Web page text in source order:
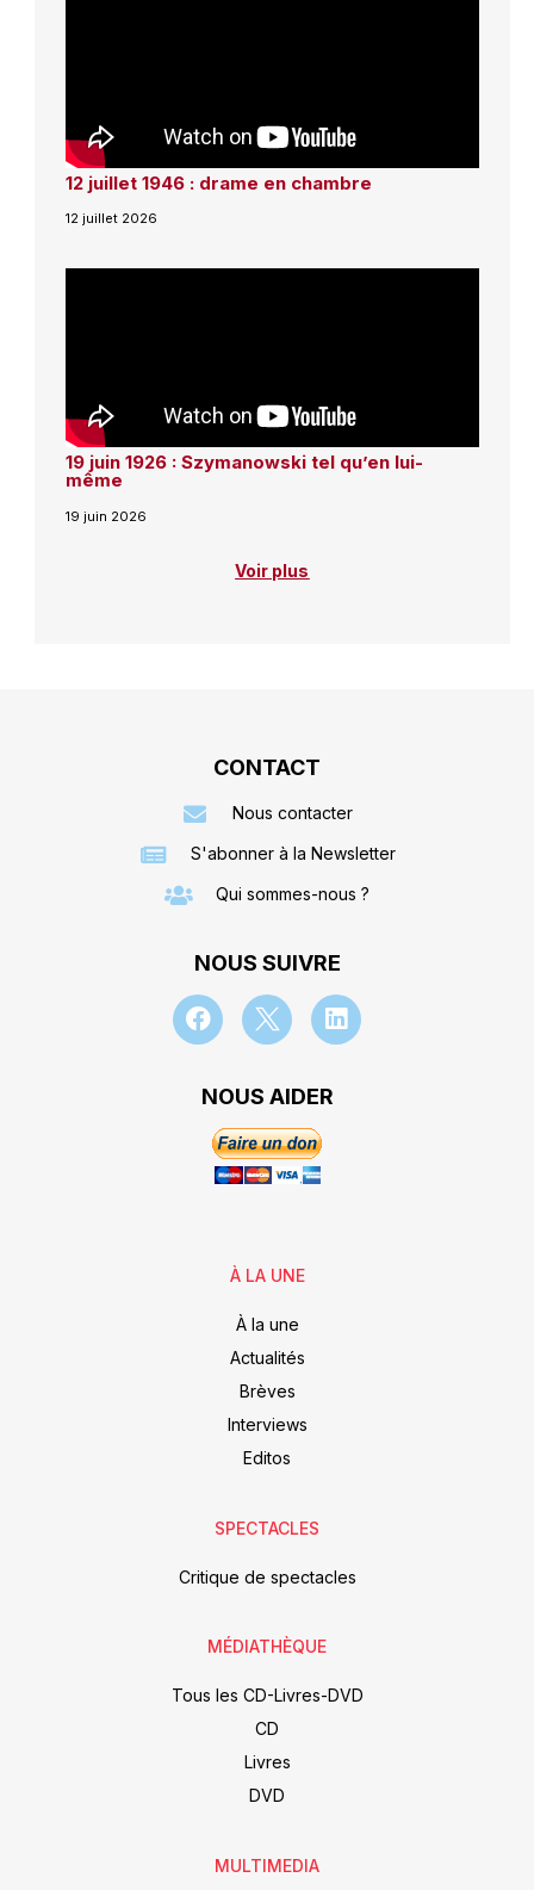
12 juillet 1946 : drame en chambre
12 juillet 2026
19 juin 1926 : Szymanowski tel qu’en lui-
même
19 juin 2026
Voir plus
CONTACT
Nous contacter
S'abonner à la Newsletter
Qui sommes-nous ?
NOUS SUIVRE
NOUS AIDER
À LA UNE
À la une
Actualités
Brèves
Interviews
Editos
SPECTACLES
Critique de spectacles
MÉDIATHÈQUE
Tous les CD-Livres-DVD
CD
Livres
DVD
MULTIMEDIA